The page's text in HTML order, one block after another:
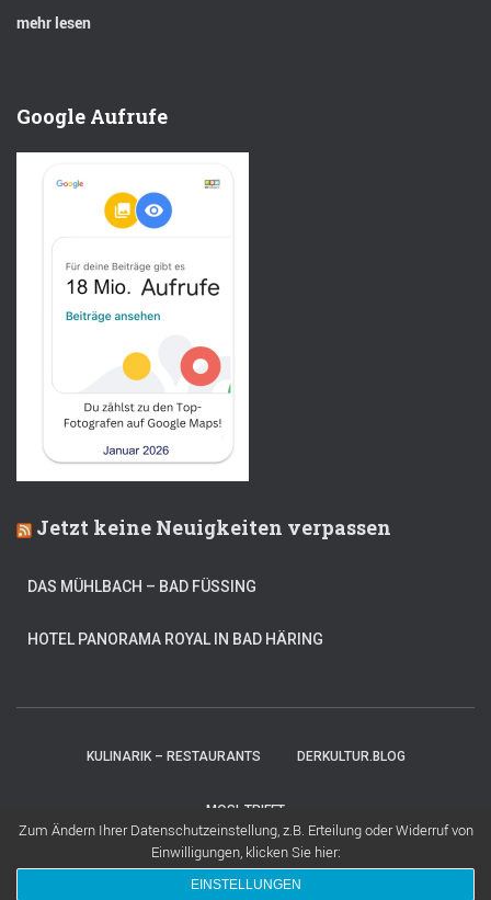
mehr lesen
Google Aufrufe
Jetzt keine Neuigkeiten verpassen
DAS MÜHLBACH – BAD FÜSSING
HOTEL PANORAMA ROYAL IN BAD HÄRING
KULINARIK – RESTAURANTS DERKULTUR.BLOG
MOSI-TRIFFT
Hestia | Entwickelt vonThemeIsle
Zum Ändern Ihrer Datenschutzeinstellung, z.B. Erteilung oder Widerruf von
Einwilligungen, klicken Sie hier:
EINSTELLUNGEN